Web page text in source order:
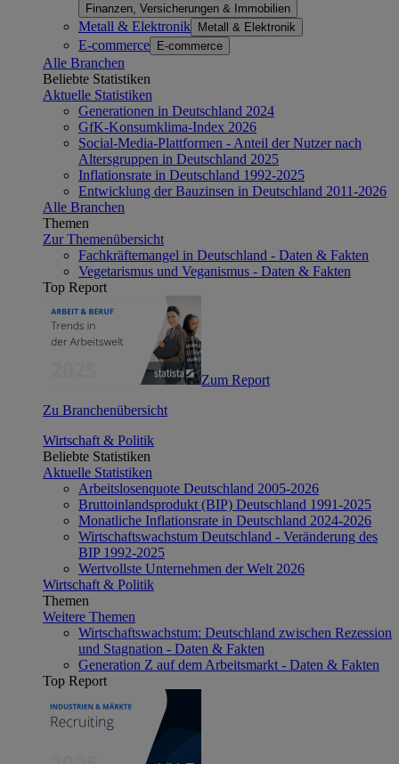
Finanzen, Versicherungen & Immobilien
Metall & Elektronik Metall & Elektronik
E-commerce E-commerce
Alle Branchen
Beliebte Statistiken
Aktuelle Statistiken
Generationen in Deutschland 2024
GfK-Konsumklima-Index 2026
Social-Media-Plattformen - Anteil der Nutzer nach
Altersgruppen in Deutschland 2025
Inflationsrate in Deutschland 1992-2025
Entwicklung der Bauzinsen in Deutschland 2011-2026
Alle Branchen
Themen
Zur Themenübersicht
Fachkräftemangel in Deutschland - Daten & Fakten
Vegetarismus und Veganismus - Daten & Fakten
Top Report
Zum Report
Zu Branchenübersicht
Wirtschaft & Politik
Beliebte Statistiken
Aktuelle Statistiken
Arbeitslosenquote Deutschland 2005-2026
Bruttoinlandsprodukt (BIP) Deutschland 1991-2025
Monatliche Inflationsrate in Deutschland 2024-2026
Wirtschaftswachstum Deutschland - Veränderung des
BIP 1992-2025
Wertvollste Unternehmen der Welt 2026
Wirtschaft & Politik
Themen
Weitere Themen
Wirtschaftswachstum: Deutschland zwischen Rezession
und Stagnation - Daten & Fakten
Generation Z auf dem Arbeitsmarkt - Daten & Fakten
Top Report